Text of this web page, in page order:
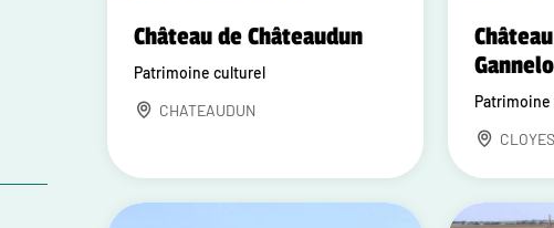
Château de Châteaudun
Patrimoine culturel
CHATEAUDUN